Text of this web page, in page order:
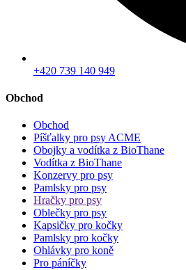
+420 739 140 949
Obchod
Obchod
Píšťalky pro psy ACME
Obojky a vodítka z BioThane
Vodítka z BioThane
Konzervy pro psy
Pamlsky pro psy
Hračky pro psy
Oblečky pro psy
Kapsičky pro kočky
Pamlsky pro kočky
Ohlávky pro koně
Pro páníčky